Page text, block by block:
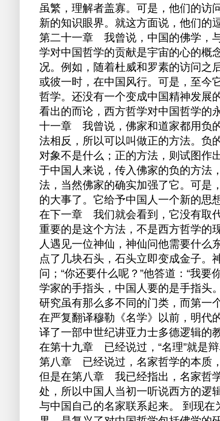
虽繁，理解者盖寡。可是，他们的访
新的知识眼界。就这方面说，他们的
第二十一章 我曾说，中国的佛学，
学对中国哲学的贡献是宇宙的心的概
况。例如，随着杜威和罗素的访问之
或彼一时，在中国风行。可是，至今
哲学。还没有一个变成中国精神发展
看出的而论，西方哲学对中国哲学的
十一章 我曾说，佛家和道家都用负
法相反，所以可以叫做正的方法。负
对象不是什么；正的方法，则试图作
于中国人来说，传入佛家的负的方法
法，当然佛家的确实加强了它。可是
的大事了。它给予中国人一个新的思
在下一章 我们就会看到，它没有取
重要的是这个方法，不是西方哲学的
人遇见一位神仙，神仙问他需要什么
点了几块石头，石头立即变成金子。
问；“你还要什么呢？”他答道：“我
学家的手指头，中国人要的是手指头
研究虽有那么多不同的门类，而第一
在严复翻译穆勒《名学》以前，明代
译了一部中世纪讲亚力士多德逻辑的
在第十九章 已经说过，“名理”就是
第八章 已经说过，名家哲学的本质
但是在第八章 我已经指出，名家哲
处，所以中国人当初一听说西方的逻
与中国自己的名家联系起来。 到现